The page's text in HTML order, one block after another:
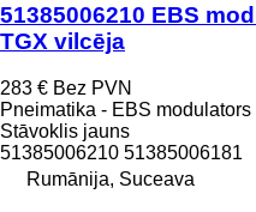
51385006210 EBS
TGX vilcēja
283 € Bez PVN
Pneimatika - EBS modulators
Stāvoklis jauns
51385006210 51385006181
Rumānija, Suceava